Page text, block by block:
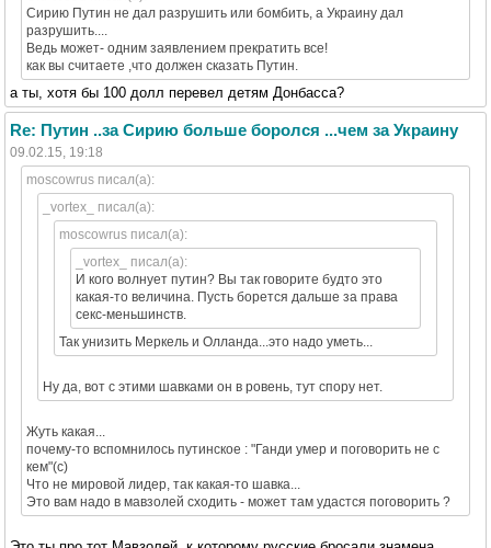
Сирию Путин не дал разрушить или бомбить, а Украину дал
разрушить....
Ведь может- одним заявлением прекратить все!
как вы считаете ,что должен сказать Путин.
а ты, хотя бы 100 долл перевел детям Донбасса?
Re: Путин ..за Сирию больше боролся ...чем за Украину
09.02.15, 19:18
moscowrus писал(а):
_vortex_ писал(а):
moscowrus писал(а):
_vortex_ писал(а):
И кого волнует путин? Вы так говорите будто это
какая-то величина. Пусть борется дальше за права
секс-меньшинств.
Так унизить Меркель и Олланда...это надо уметь...
Ну да, вот с этими шавками он в ровень, тут спору нет.
Жуть какая...
почему-то вспомнилось путинское : "Ганди умер и поговорить не с
кем"(с)
Что не мировой лидер, так какая-то шавка...
Это вам надо в мавзолей сходить - может там удастся поговорить ?